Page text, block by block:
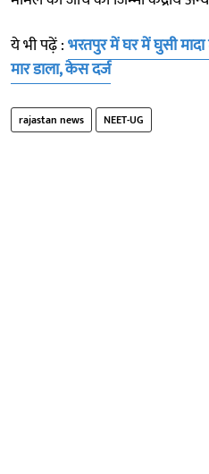
ये भी पढ़ें :भरतपुर में घर में घुसी
मार डाला, केस दर्ज
rajastan news NEET-UG